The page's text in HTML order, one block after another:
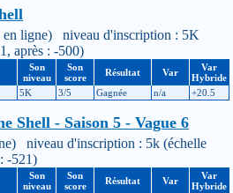
en ligne) niveau d'inscription : 5K
après : -500)
Son
niveau
Son
score
Résultat Var
Var
Hybride
5K 3/5 Gagnée n/a +20.5
Shell - Saison 5 - Vague 6
niveau d'inscription : 5k (échelle
-521)
Son
niveau
Son
score
Résultat Var
Var
Hybride